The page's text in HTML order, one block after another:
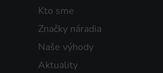
Kto sme
Značky náradia
Naše výhody
Aktuality